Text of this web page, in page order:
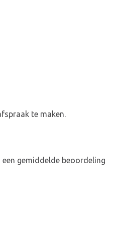
te maken.
gemiddelde beoordeling